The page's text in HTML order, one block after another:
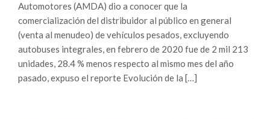
Automotores (AMDA) dio a conocer que la
comercialización del distribuidor al público en general
(venta al menudeo) de vehículos pesados, excluyendo
autobuses integrales, en febrero de 2020 fue de 2 mil 213
unidades, 28.4 % menos respecto al mismo mes del año
pasado, expuso el reporte Evolución de la […]